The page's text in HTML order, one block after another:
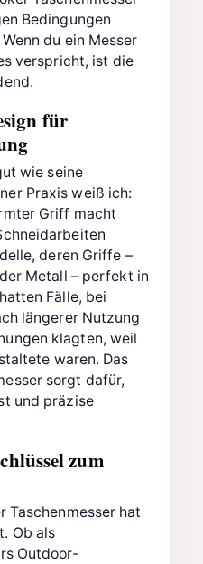
Bedingungen
du ein Messer
verspricht, ist die
für
wie seine
Praxis weiß ich:
Griff macht
deren Griffe –
Metall – perfekt in
Fälle, bei
längerer Nutzung
klagten, weil
waren. Das
sorgt dafür,
und präzise
zum
Taschenmesser hat
Ob als
Outdoor-